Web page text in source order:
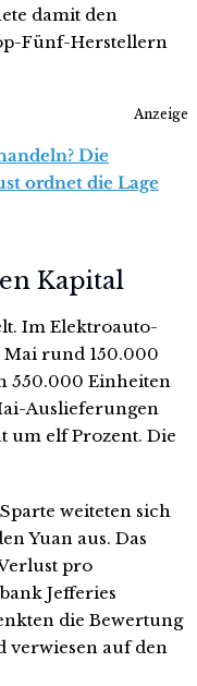
damit den
Fünf-Herstellern
Anzeige
Die
ordnet die Lage
Kapital
Im Elektroauto-
Mai rund 150.000
550.000 Einheiten
Auslieferungen
um elf Prozent. Die
weiteten sich
Yuan aus. Das
pro
Jefferies
die Bewertung
verwiesen auf den